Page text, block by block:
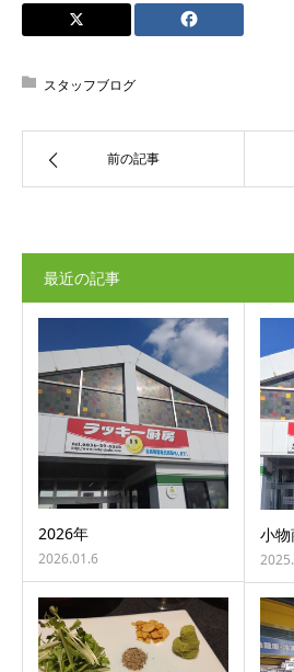
スタッフブログ
前の記事
最近の記事
2026年
2026.01.6
小